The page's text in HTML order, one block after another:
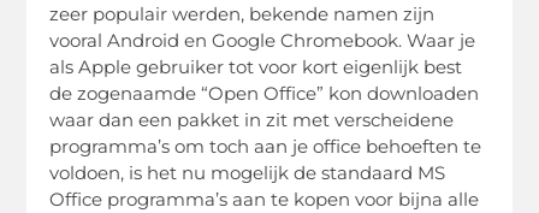
zeer populair werden, bekende namen zijn
vooral Android en Google Chromebook. Waar je
als Apple gebruiker tot voor kort eigenlijk best
de zogenaamde “Open Office” kon downloaden
waar dan een pakket in zit met verscheidene
programma’s om toch aan je office behoeften te
voldoen, is het nu mogelijk de standaard MS
Office programma’s aan te kopen voor bijna alle